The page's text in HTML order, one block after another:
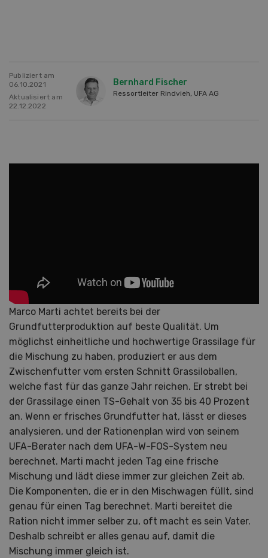
Publiziert am
06.10.2021
Aktualisiert am
22.12.2022
Bernhard Fischer
Ressortleiter Rindvieh, UFA AG
Marco Marti achtet bereits bei der
Grundfutterproduktion auf beste Qualität. Um
möglichst einheitliche und hochwertige Grassilage für
die Mischung zu haben, produziert er aus dem
Zwischenfutter vom ersten Schnitt Grassiloballen,
welche fast für das ganze Jahr reichen. Er strebt bei
der Grassilage einen TS-Gehalt von 35 bis 40 Prozent
an. Wenn er frisches Grundfutter hat, lässt er dieses
analysieren, und der Rationenplan wird von seinem
UFA-Berater nach dem UFA-W-FOS-System neu
berechnet. Marti macht jeden Tag eine frische
Mischung und lädt diese immer zur gleichen Zeit ab.
Die Komponenten, die er in den Mischwagen füllt, sind
genau für einen Tag berechnet. Marti bereitet die
Ration nicht immer selber zu, oft macht es sein Vater.
Deshalb schreibt er alles genau auf, damit die
Mischung immer gleich ist.